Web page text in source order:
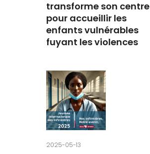
transforme son centre
pour accueillir les
enfants vulnérables
fuyant les violences
2025-05-13